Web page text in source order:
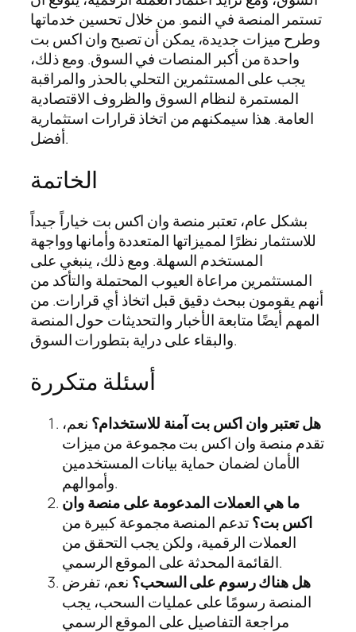
تستمر المنصة في النمو. من خلال تحسين خدماتها
وطرح ميزات جديدة، يمكن أن تصبح وان اكس بت
واحدة من أكبر المنصات في السوق. ومع ذلك،
يجب على المستثمرين التحلي بالحذر والمراقبة
المستمرة لنظام السوق والظروف الاقتصادية
العامة. هذا سيمكنهم من اتخاذ قرارات استثمارية
أفضل.
الخاتمة
بشكل عام، تعتبر منصة وان اكس بت خياراً جيداً
للاستثمار نظرًا لمميزاتها المتعددة وأمانها وواجهة
المستخدم السهلة. ومع ذلك، ينبغي على
المستثمرين مراعاة العيوب المحتملة والتأكد من
أنهم يقومون ببحث دقيق قبل اتخاذ أي قرارات. من
المهم أيضًا متابعة الأخبار والتحديثات حول المنصة
والبقاء على دراية بتطورات السوق.
أسئلة متكررة
هل تعتبر وان اكس بت آمنة للاستخدام؟ نعم،
تقدم منصة وان اكس بت مجموعة من ميزات
الأمان لضمان حماية بيانات المستخدمين
وأموالهم.
ما هي العملات المدعومة على منصة وان
اكس بت؟تدعم المنصة مجموعة كبيرة من
العملات الرقمية، ولكن يجب التحقق من
القائمة المحدثة على الموقع الرسمي.
هل هناك رسوم على السحب؟ نعم، تفرض
المنصة رسومًا على عمليات السحب، يجب
مراجعة التفاصيل على الموقع الرسمي